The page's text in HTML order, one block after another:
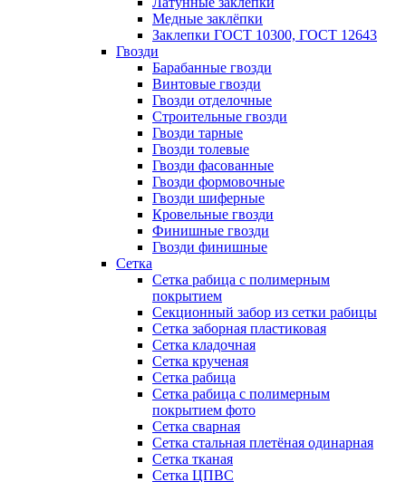
Медные заклёпки
Заклепки ГОСТ 10300, ГОСТ 12643
Гвозди
Барабанные гвозди
Винтовые гвозди
Гвозди отделочные
Строительные гвозди
Гвозди тарные
Гвозди толевые
Гвозди фасованные
Гвозди формовочные
Гвозди шиферные
Кровельные гвозди
Финишные гвозди
Гвозди финишные
Сетка
Сетка рабица с полимерным
покрытием
Секционный забор из сетки рабицы
Сетка заборная пластиковая
Сетка кладочная
Сетка крученая
Сетка рабица
Сетка рабица с полимерным
покрытием фото
Сетка сварная
Сетка стальная плетёная одинарная
Сетка тканая
Сетка ЦПВС